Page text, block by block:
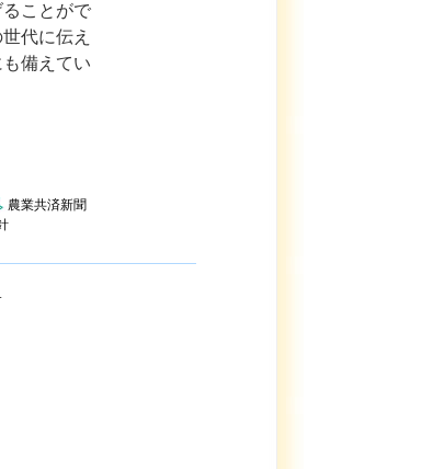
ことがで
代に伝え
備えてい
農業共済新聞